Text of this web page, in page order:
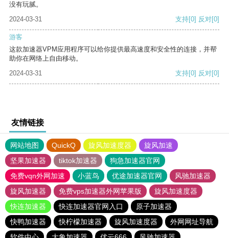
没有玩腻。
2024-03-31
支持[0] 反对[0]
游客
这款加速器VPM应用程序可以给你提供最高速度和安全性的连接，并帮
助你在网络上自由移动。
2024-03-31
支持[0] 反对[0]
友情链接
网站地图 QuickQ 旋风加速度器
旋风加速
坚果加速器
tiktok加速器
狗急加速器官网
免费vqn外网加速
小蓝鸟 优途加速器官网
风驰加速器
旋风加速器
免费vps加速器外网苹果版
旋风加速度器
快连加速器
快连加速器官网入口
原子加速器
快鸭加速器
快柠檬加速器 旋风加速度器
外网网址导航